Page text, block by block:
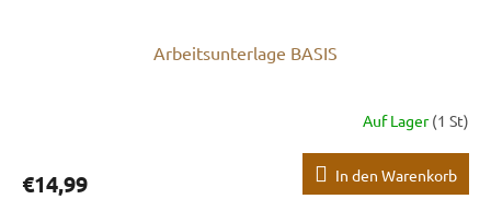
Arbeitsunterlage BASIS
Auf Lager(1 St)
€14,99 In den Warenkorb